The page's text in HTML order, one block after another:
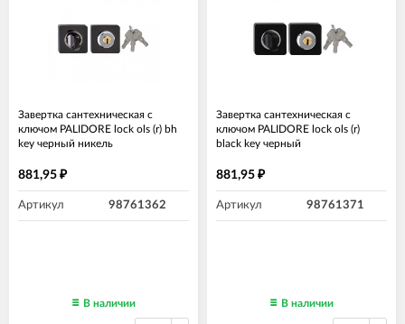
Завертка сантехническая с
ключом PALIDORE lock ols (r) bh
key черный никель
881,95 ₽
Артикул 98761362
В наличии
Завертка сантехническая с
ключом PALIDORE lock ols (r)
black key черный
881,95 ₽
Артикул 98761371
В наличии